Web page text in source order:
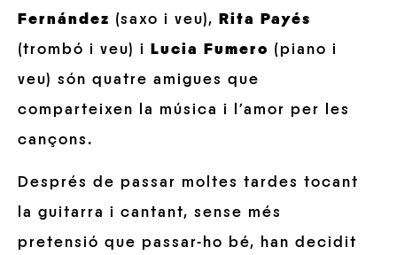
Fernández (saxo i veu),
Rita Payés
(trombó i veu) i
Lucia Fumero (piano i
veu) són quatre amigues que
comparteixen la música i l’amor per les
cançons.
Després de passar moltes tardes tocant
la guitarra i cantant, sense més
pretensió que passar-ho bé, han decidit